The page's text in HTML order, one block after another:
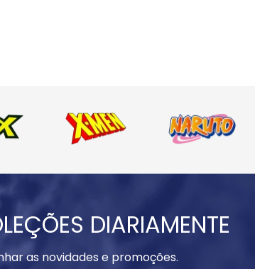
DIARIAMENTE
as novidades e promoções.